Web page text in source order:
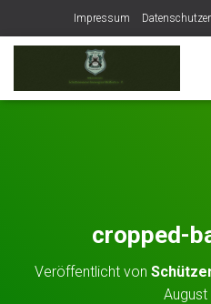
Impressum
cropped-
Veröffentlicht von